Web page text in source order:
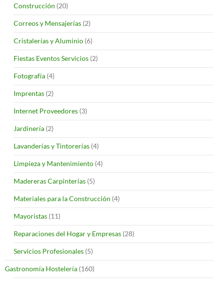
Construcción (20)
Correos y Mensajerías (2)
Cristalerías y Aluminio (6)
Fiestas Eventos Servicios (2)
Fotografía (4)
Imprentas (2)
Internet Proveedores (3)
Jardinería (2)
Lavanderías y Tintorerías (4)
Limpieza y Mantenimiento (4)
Madereras Carpinterías (5)
Materiales para la Construcción (4)
Mayoristas (11)
Reparaciones del Hogar y Empresas (28)
Servicios Profesionales (5)
Gastronomía Hostelería (160)